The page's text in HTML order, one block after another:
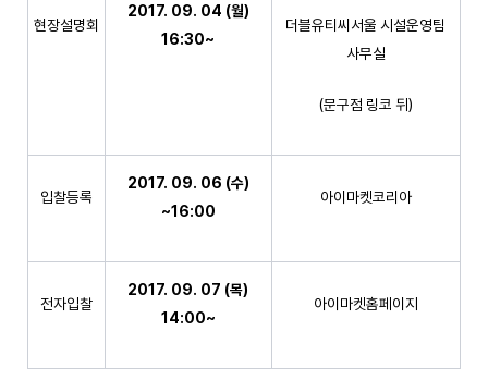
현장설명회
2017. 09. 04 (월)
16:30~
더블유티씨서울 시설운영팀
사무실
(문구점 링코 뒤)
입찰등록
2017. 09. 06 (수)
~16:00
아이마켓코리아
전자입찰
2017. 09. 07 (목)
14:00~
아이마켓홈페이지